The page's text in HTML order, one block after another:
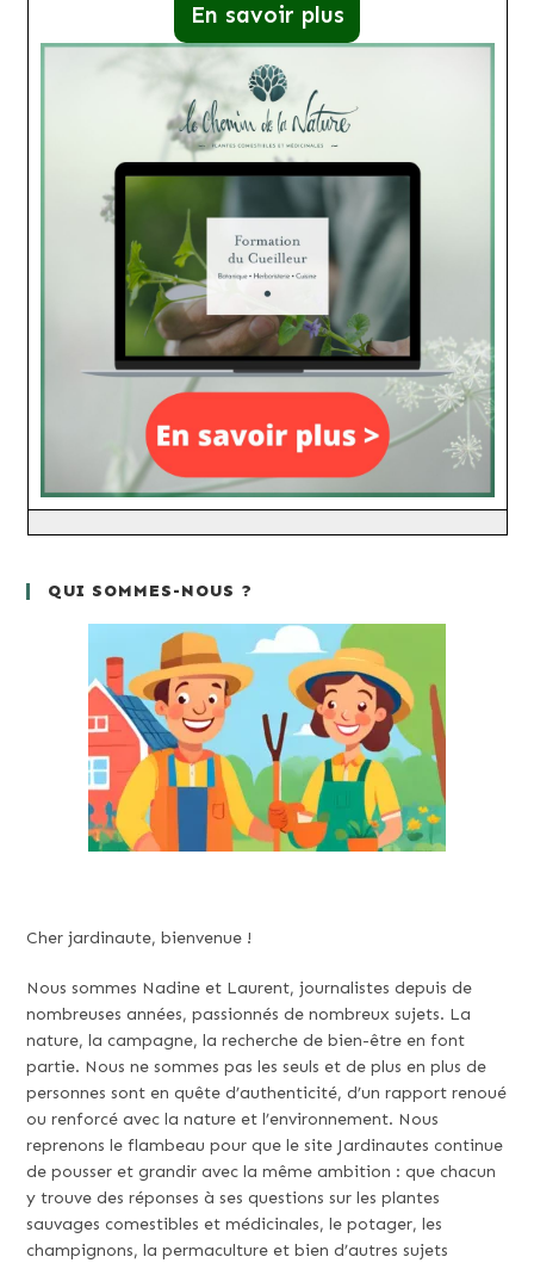
En savoir plus
QUI SOMMES-NOUS ?
Cher jardinaute, bienvenue !
Nous sommes Nadine et Laurent, journalistes depuis de
nombreuses années, passionnés de nombreux sujets. La
nature, la campagne, la recherche de bien-être en font
partie. Nous ne sommes pas les seuls et de plus en plus de
personnes sont en quête d’authenticité, d’un rapport renoué
ou renforcé avec la nature et l’environnement. Nous
reprenons le flambeau pour que le site Jardinautes continue
de pousser et grandir avec la même ambition : que chacun
y trouve des réponses à ses questions sur les plantes
sauvages comestibles et médicinales, le potager, les
champignons, la permaculture et bien d’autres sujets